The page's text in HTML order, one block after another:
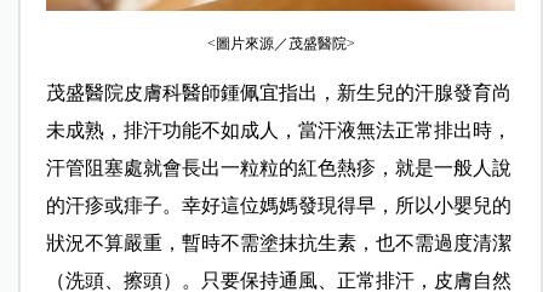
<圖片來源／茂盛醫院>
茂盛醫院皮膚科醫師鍾佩宜指出，新生兒的汗腺發育尚
未成熟，排汗功能不如成人，當汗液無法正常排出時，
汗管阻塞處就會長出一粒粒的紅色熱疹，就是一般人說
的汗疹或痱子。幸好這位媽媽發現得早，所以小嬰兒的
狀況不算嚴重，暫時不需塗抹抗生素，也不需過度清潔
（洗頭、擦頭）。只要保持通風、正常排汗，皮膚自然